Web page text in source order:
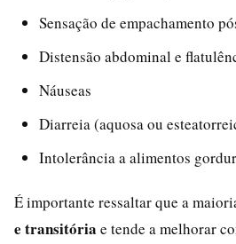
Sensação de empachamento
Distensão abdominal e
Náuseas
Diarreia (aquosa ou
Intolerância a alimentos
É importante ressaltar que a
e transitória e tende a melhorar